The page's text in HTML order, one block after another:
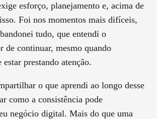
esforço, planejamento e, acima de
Foi nos momentos mais difíceis,
tudo, que entendi o
de continuar, mesmo quando
prestando atenção.
o que aprendi ao longo desse
como a consistência pode
negócio digital. Mais do que uma